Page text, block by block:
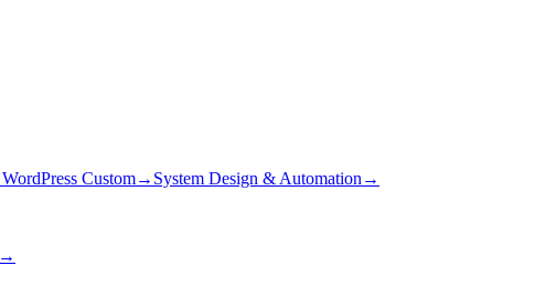
WordPress Custom→ System Design & Automation →
→